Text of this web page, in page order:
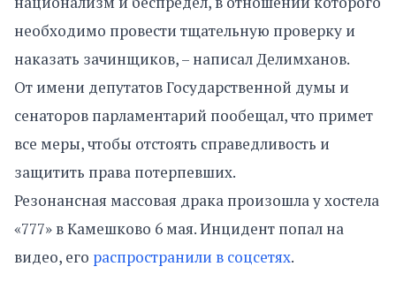
необходимо провести тщательную проверку и
наказать зачинщиков, – написал Делимханов.
От имени депутатов Государственной думы и
сенаторов парламентарий пообещал, что примет
все меры, чтобы отстоять справедливость и
защитить права потерпевших.
Резонансная массовая драка произошла у хостела
«777» в Камешково 6 мая. Инцидент попал на
видео, его распространили в соцсетях.